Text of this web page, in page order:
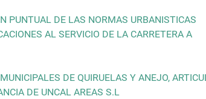
PUNTUAL DE LAS NORMAS URBANISTICAS
AL SERVICIO DE LA CARRETERA A
DE QUIRUELAS Y ANEJO,
DE UNCAL AREAS S.L